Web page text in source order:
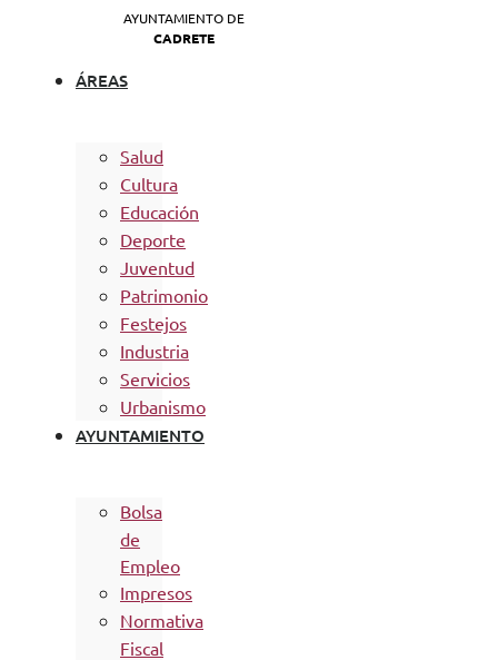
AYUNTAMIENTO DE
CADRETE
ÁREAS
Salud
Cultura
Educación
Deporte
Juventud
Patrimonio
Festejos
Industria
Servicios
Urbanismo
AYUNTAMIENTO
Bolsa
de
Empleo
Impresos
Normativa
Fiscal